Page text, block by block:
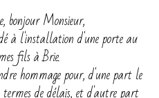
bonjour Monsieur,
à l'installation d'une porte au
fils à Brie.
hommage pour, d'une part le
termes de délais, et d'autre part